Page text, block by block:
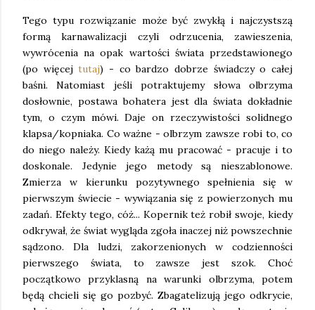
Tego typu rozwiązanie może być zwykłą i najczystszą
formą karnawalizacji czyli odrzucenia, zawieszenia,
wywrócenia na opak wartości świata przedstawionego
(po więcejtutaj) - co bardzo dobrze świadczy o całej
baśni. Natomiast jeśli potraktujemy słowa olbrzyma
dosłownie, postawa bohatera jest dla świata dokładnie
tym, o czym mówi. Daje on rzeczywistości solidnego
klapsa/kopniaka. Co ważne - olbrzym zawsze robi to, co
do niego należy. Kiedy każą mu pracować - pracuje i to
doskonale. Jedynie jego metody są nieszablonowe.
Zmierza w kierunku pozytywnego spełnienia się w
pierwszym świecie - wywiązania się z powierzonych mu
zadań. Efekty tego, cóż... Kopernik też robił swoje, kiedy
odkrywał, że świat wygląda zgoła inaczej niż powszechnie
sądzono. Dla ludzi, zakorzenionych w codzienności
pierwszego świata, to zawsze jest szok. Choć
początkowo przyklasną na warunki olbrzyma, potem
będą chcieli się go pozbyć. Zbagatelizują jego odkrycie,